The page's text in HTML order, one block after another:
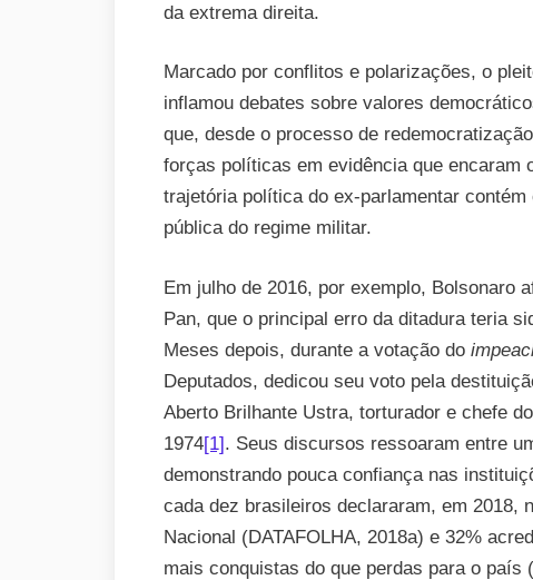
da extrema direita.
Marcado por conflitos e polarizações, o
inflamou debates sobre valores
que, desde o processo de
forças políticas em evidência que encaram
trajetória política do ex-parlamentar
pública do regime militar.
Em julho de 2016, por exemplo, Bolsonaro
Pan, que o principal erro da ditadura teria
Meses depois, durante a votação do
Deputados, dedicou seu voto pela
Aberto Brilhante Ustra, torturador e chefe
1974[1]. Seus discursos ressoaram entre
demonstrando pouca confiança nas
cada dez brasileiros declararam, em 2018,
Nacional (DATAFOLHA, 2018a) e 32%
mais conquistas do que perdas para o país